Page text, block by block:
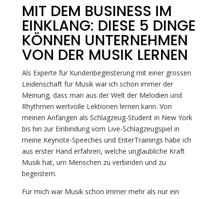
MIT DEM BUSINESS IM
EINKLANG: DIESE 5 DINGE
KÖNNEN UNTERNEHMEN
VON DER MUSIK LERNEN
Als Experte für Kundenbegeisterung mit einer grossen
Leidenschaft für Musik war ich schon immer der
Meinung, dass man aus der Welt der Melodien und
Rhythmen wertvolle Lektionen lernen kann. Von
meinen Anfängen als Schlagzeug-Student in New York
bis hin zur Einbindung vom Live-Schlagzeugspiel in
meine Keynote-Speeches und EnterTrainings habe ich
aus erster Hand erfahren, welche unglaubliche Kraft
Musik hat, um Menschen zu verbinden und zu
begeistern.
Für mich war Musik schon immer mehr als nur ein